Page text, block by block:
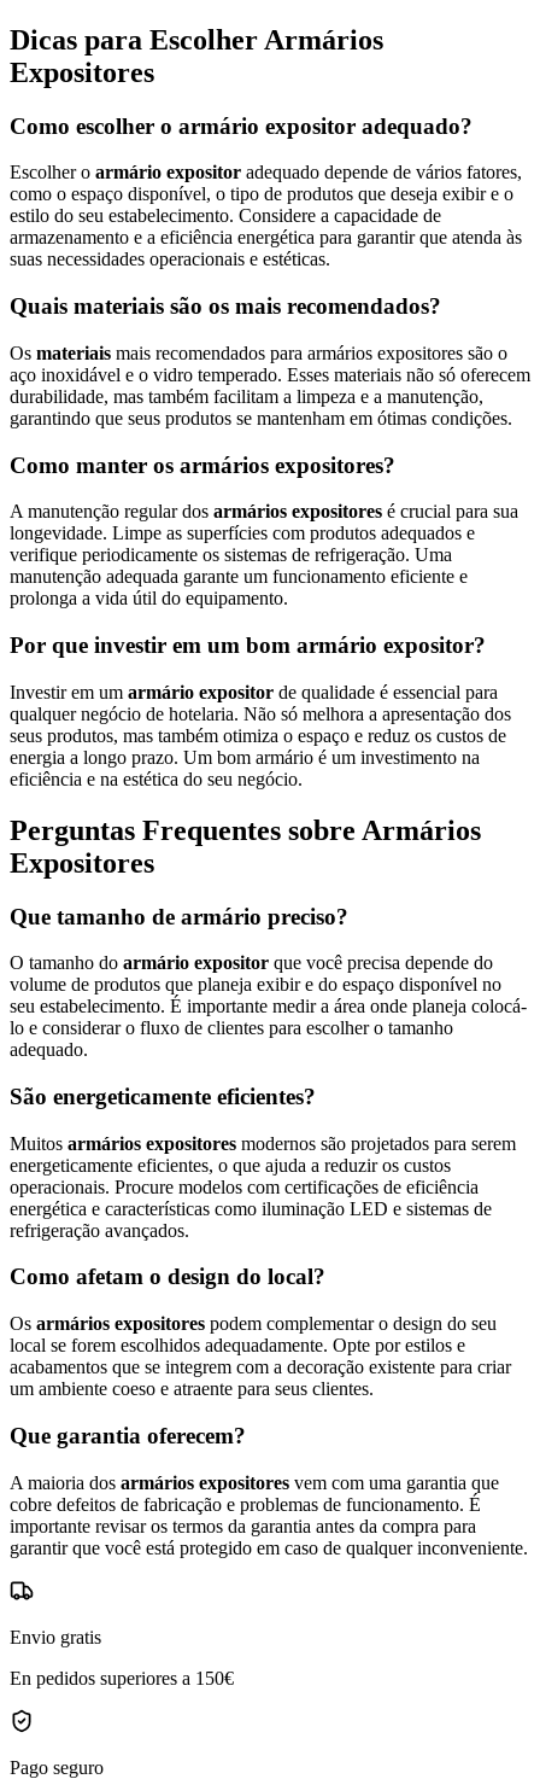
Dicas para Escolher Armários
Expositores
Como escolher o armário expositor adequado?
Escolher o armário expositor adequado depende de vários fatores,
como o espaço disponível, o tipo de produtos que deseja exibir e o
estilo do seu estabelecimento. Considere a capacidade de
armazenamento e a eficiência energética para garantir que atenda às
suas necessidades operacionais e estéticas.
Quais materiais são os mais recomendados?
Os materiais mais recomendados para armários expositores são o
aço inoxidável e o vidro temperado. Esses materiais não só oferecem
durabilidade, mas também facilitam a limpeza e a manutenção,
garantindo que seus produtos se mantenham em ótimas condições.
Como manter os armários expositores?
A manutenção regular dos armários expositores é crucial para sua
longevidade. Limpe as superfícies com produtos adequados e
verifique periodicamente os sistemas de refrigeração. Uma
manutenção adequada garante um funcionamento eficiente e
prolonga a vida útil do equipamento.
Por que investir em um bom armário expositor?
Investir em um armário expositor de qualidade é essencial para
qualquer negócio de hotelaria. Não só melhora a apresentação dos
seus produtos, mas também otimiza o espaço e reduz os custos de
energia a longo prazo. Um bom armário é um investimento na
eficiência e na estética do seu negócio.
Perguntas Frequentes sobre Armários
Expositores
Que tamanho de armário preciso?
O tamanho do armário expositor que você precisa depende do
volume de produtos que planeja exibir e do espaço disponível no
seu estabelecimento. É importante medir a área onde planeja colocá-
lo e considerar o fluxo de clientes para escolher o tamanho
adequado.
São energeticamente eficientes?
Muitos armários expositores modernos são projetados para serem
energeticamente eficientes, o que ajuda a reduzir os custos
operacionais. Procure modelos com certificações de eficiência
energética e características como iluminação LED e sistemas de
refrigeração avançados.
Como afetam o design do local?
Os armários expositores podem complementar o design do seu
local se forem escolhidos adequadamente. Opte por estilos e
acabamentos que se integrem com a decoração existente para criar
um ambiente coeso e atraente para seus clientes.
Que garantia oferecem?
A maioria dos armários expositores vem com uma garantia que
cobre defeitos de fabricação e problemas de funcionamento. É
importante revisar os termos da garantia antes da compra para
garantir que você está protegido em caso de qualquer inconveniente.
Envio gratis
En pedidos superiores a 150€
Pago seguro